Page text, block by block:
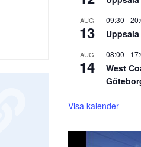
AUG
13
09:30 -
AUG
14
08:00 -
West
Visa kalender